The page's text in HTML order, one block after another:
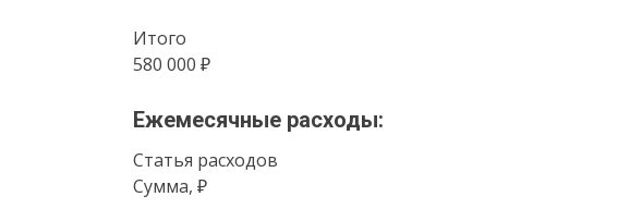
Итого
580 000 ₽
Ежемесячные расходы:
Статья расходов
Сумма, ₽